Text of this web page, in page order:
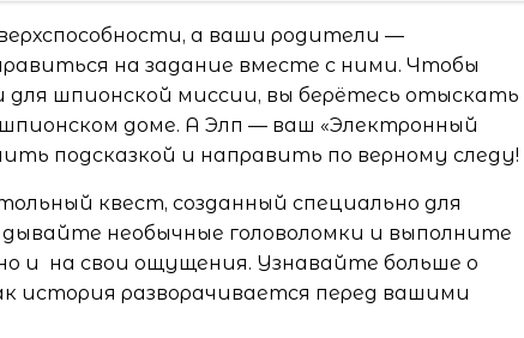
а ваши родители —
на задание вместе с ними. Чтобы
шпионской миссии, вы берётесь отыскать
доме. А Элп — ваш «Электронный
подсказкой и направить по верному следу!
квест, созданный специально для
необычные головоломки и выполните
и на свои ощущения. Узнавайте больше о
история разворачивается перед вашими